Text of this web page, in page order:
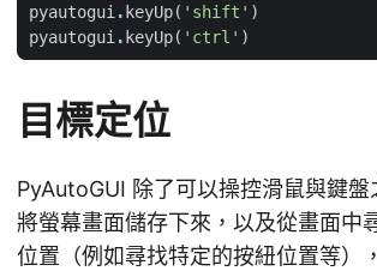
pyautogui. keyUp( 'shift' )
pyautogui. keyUp( 'ctrl' )
目標定位
PyAutoGUI 除了可以操控滑鼠與鍵盤
將螢幕畫面儲存下來，以及從畫面中
位置（例如尋找特定的按紐位置等）